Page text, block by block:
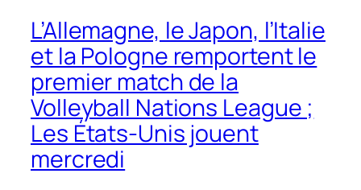
L’Allemagne, le Japon, l’Italie
et la Pologne remportent le
premier match de la
Volleyball Nations League ;
Les États-Unis jouent
mercredi